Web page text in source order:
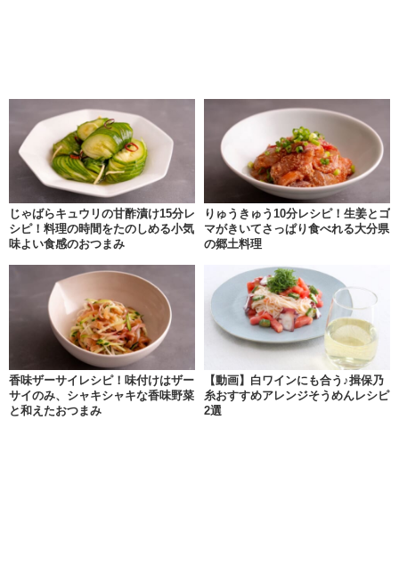
じゃばらキュウリの甘酢漬け15分レ
シピ！料理の時間をたのしめる小気
味よい食感のおつまみ
りゅうきゅう10分レシピ！生姜とゴ
マがきいてさっぱり食べれる大分県
の郷土料理
香味ザーサイレシピ！味付けはザー
サイのみ、シャキシャキな香味野菜
と和えたおつまみ
【動画】白ワインにも合う♪揖保乃
糸おすすめアレンジそうめんレシピ
2選